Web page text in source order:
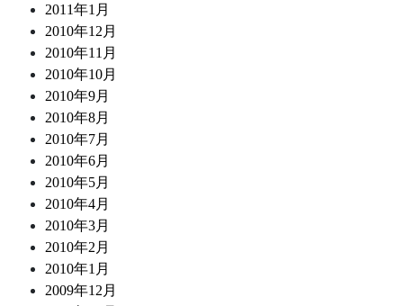
2011年1月
2010年12月
2010年11月
2010年10月
2010年9月
2010年8月
2010年7月
2010年6月
2010年5月
2010年4月
2010年3月
2010年2月
2010年1月
2009年12月